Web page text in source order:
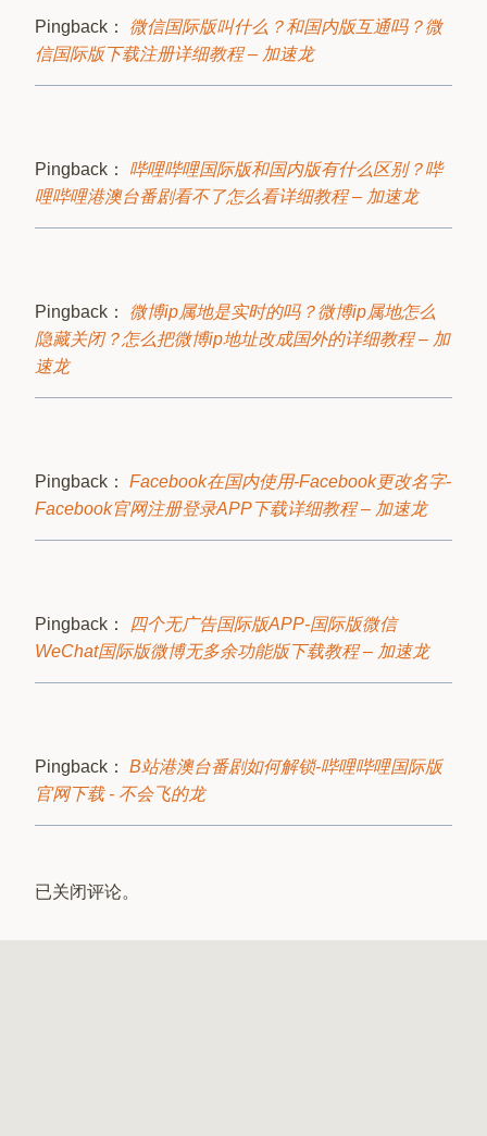
Pingback： 微信国际版叫什么？和国内版互通吗？微
信国际版下载注册详细教程 – 加速龙
Pingback： 哔哩哔哩国际版和国内版有什么区别？哔
哩哔哩港澳台番剧看不了怎么看详细教程 – 加速龙
Pingback： 微博ip属地是实时的吗？微博ip属地怎么
隐藏关闭？怎么把微博ip地址改成国外的详细教程 – 加
速龙
Pingback： Facebook在国内使用-Facebook更改名字-
Facebook官网注册登录APP下载详细教程 – 加速龙
Pingback：
四个无广告国际版APP-国际版微信
WeChat国际版微博无多余功能版下载教程 – 加速龙
Pingback： B站港澳台番剧如何解锁-哔哩哔哩国际版
官网下载 - 不会飞的龙
已关闭评论。